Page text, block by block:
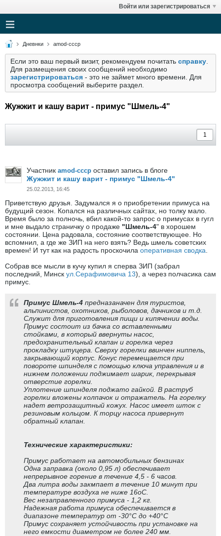
Войти или зарегистрироваться
Дневнки amod-cccp
Если это ваш первый визит, рекомендуем почитать справку
Для размещения своих сообщений необходимо
зарегистрироваться - это не займет много времени. Для
просмотра сообщений выберите раздел.
Жужжит и кашу варит - примус "Шмель-4"
Участник amod-cccp оставил запись в блоге
Жужжит и кашу варит - примус "Шмель-4"
25.02.2013, 16:45
Приветствую друзья. Задумался я о приобретении примуса на
будущий сезон. Копался на различных сайтах, но толку мало.
Время было за полночь, вбил какой-то запрос о примусах в гугл
и мне выдало страничку о продаже "Шмель-4" в хорошем
состоянии. Цена радовала, состояние соответствующее. Но
вспомнил, а где же ЗИП на него взять? Ведь шмель советских
времен! И тут как на радость проскочила оперативная сводка
Собрав все мысли в кучу купил я сперва ЗИП (забрал
последний, Минск ул.Серафимовича 13), а через полчасика сам
примус.
Примус Шмель-4 предназаначен для туристов,
альпинистов, охотников, рыболовов, дачников и т.д.
Служит для приготовления пищи и кипячении воды.
Примус состоит из бачка со вставленными
стойками, в который ввернуты насос,
предохранительный клапан и горелка через
прокладку штуцера. Сверху горелки ввинчен ниппель,
закрывающий корпус. Конус перемещается при
повороте шпинделя с помощью ключа управления и в
нижнем положении поджимает шарик, перекрывая
отверстие горелки.
Уплотение шпинделя поджато гайкой. В раструб
горелки вложены колпачок и отражатель. На горелку
надет ветрозащитный кожух. Насос имеет шток с
резиновым кольцом. К торцу насоса привернут
обратный клапан.
Технические характеристики:
Примус работает на автомобильных бензинах
Одна заправка (около 0,95 л) обеспечивает
непрерывное горение в течение 4,5 - 6 часов.
Два литра воды закмпает в течение 10 минут при
температуре воздуха не ниже 16oC.
Вес незаправленного примуса - 1,2 кг.
Надежная работа примуса обеспечивается в
диапазоне температур от -30°C до +40°C
Примус сохраняет устойчивость при установке на
него емкости диаметром не более 240 мм.